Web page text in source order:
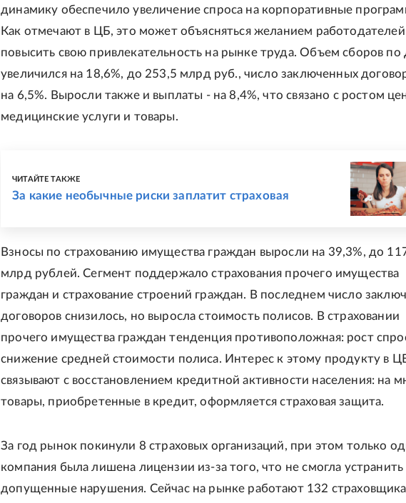
динамику обеспечило увеличение спроса на корпоративные
Как отмечают в ЦБ, это может объясняться желанием работодателей
повысить свою привлекательность на рынке труда. Объем сборов
увеличился на 18,6%, до 253,5 млрд руб., число заключенных
на 6,5%. Выросли также и выплаты - на 8,4%, что связано с ростом
медицинские услуги и товары.
ЧИТАЙТЕ ТАКЖЕ
За какие необычные риски заплатит страховая
Взносы по страхованию имущества граждан выросли на 39,3%, до
млрд рублей. Сегмент поддержало страхования прочего имущества
граждан и страхование строений граждан. В последнем число
договоров снизилось, но выросла стоимость полисов. В страховании
прочего имущества граждан тенденция противоположная: рост
снижение средней стоимости полиса. Интерес к этому продукту в
связывают с восстановлением кредитной активности населения: на
товары, приобретенные в кредит, оформляется страховая защита.
За год рынок покинули 8 страховых организаций, при этом только
компания была лишена лицензии из-за того, что не смогла устранить
допущенные нарушения. Сейчас на рынке работают 132